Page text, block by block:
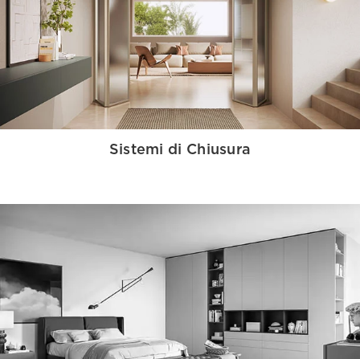
Sistemi di Chiusura